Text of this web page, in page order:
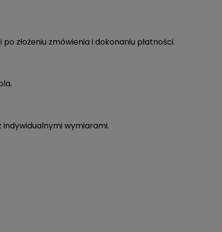
złożeniu zmówienia i dokonaniu płatności.
wymiarami.